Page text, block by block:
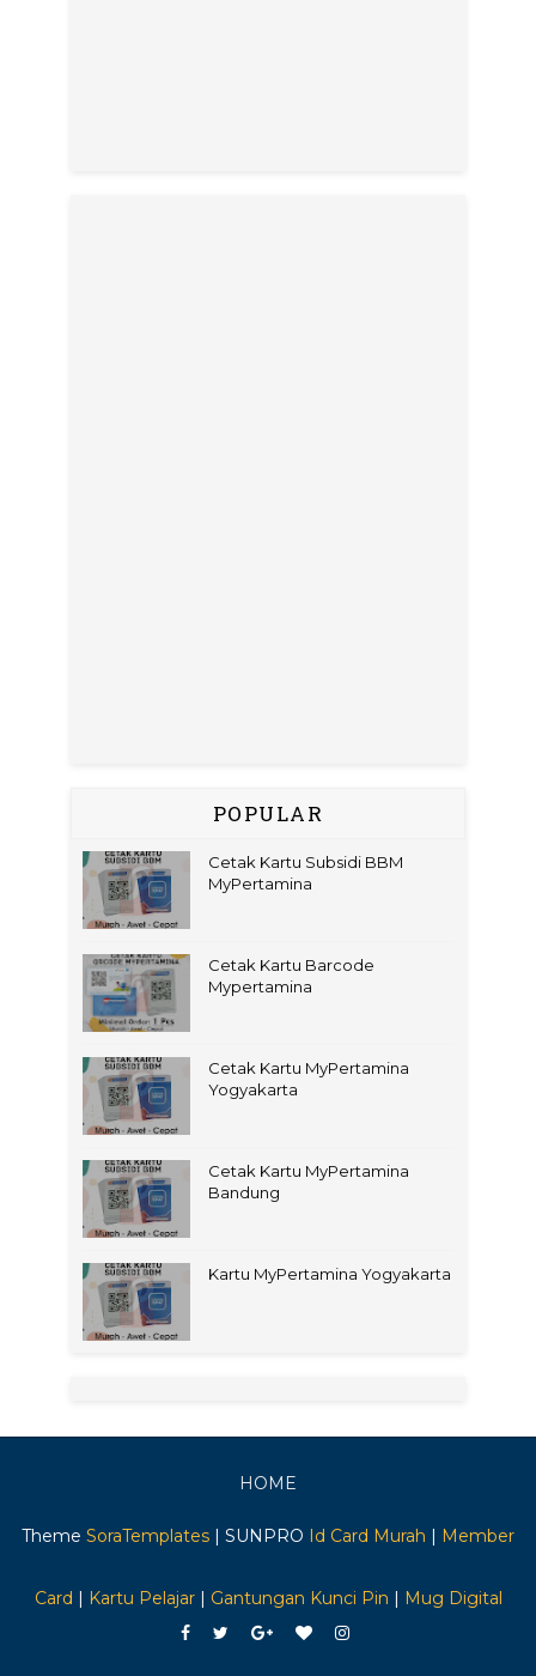
POPULAR
Cetak Kartu Subsidi BBM
MyPertamina
Cetak Kartu Barcode
Mypertamina
Cetak Kartu MyPertamina
Yogyakarta
Cetak Kartu MyPertamina
Bandung
Kartu MyPertamina Yogyakarta
HOME
Theme SoraTemplates | SUNPRO Id Card Murah | Member
Card | Kartu Pelajar| Gantungan Kunci Pin | Mug Digital